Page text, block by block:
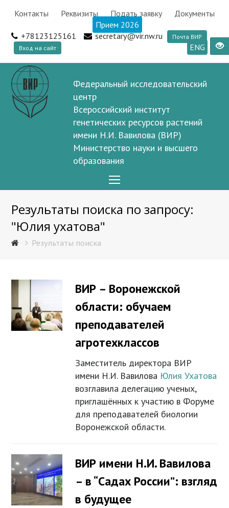
Контакты Реквизиты Подать заявку
Документы
Прием 2026
+78123125161
secretary@vir.nw.ru
Почта ВИР
Вход на сайт
ENG
Федеральный исследовательский
центр
Всероссийский институт
генетических ресурсов растений
имени Н.И. Вавилова (ВИР)
Министерство науки и высшего
образования
Menu
Результаты поиска по запросу:
"Юлия ухатова"
Результаты поиска
ВИР – Воронежской
области: обучаем
преподавателей
агротехклассов
Заместитель директора ВИР
имени Н.И. Вавилова Юлия Ухатова
возглавила делегацию ученых,
приглашённых к участию в Форуме
для преподавателей биологии
Воронежской области.
ВИР имени Н.И. Вавилова
– в “Садах России”: взгляд
в будущее